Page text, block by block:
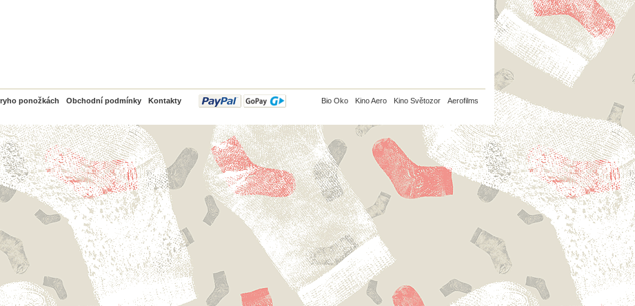
ponožkách Obchodní podmínky Kontakty
PayPal Bio Oko Kino Aero Kino Světozor Aerofilms